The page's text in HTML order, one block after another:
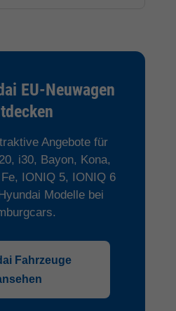
EU-Neuwagen
Angebote für
i30, Bayon, Kona,
IONIQ 5, IONIQ 6
Modelle bei
Fahrzeuge